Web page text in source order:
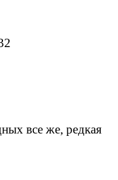
все же, редкая